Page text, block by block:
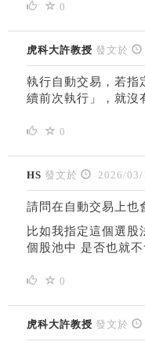
0
虎科大許教授 發文於
執行自動交易，若指
續前次執行」，就沒
0
HS 發文於 2026/03/
請問在自動交易上也
比如我指定這個選股
個股池中 是否也就不
0
虎科大許教授 發文於